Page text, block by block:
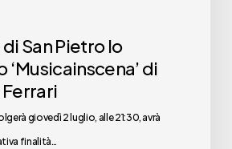
San Pietro lo
di
giovedì 2 luglio, alle 21:30, avrà
finalità…